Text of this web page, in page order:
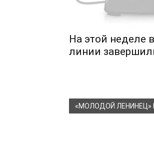
На этой неделе
линии
«МОЛОДОЙ ЛЕНИНЕЦ»